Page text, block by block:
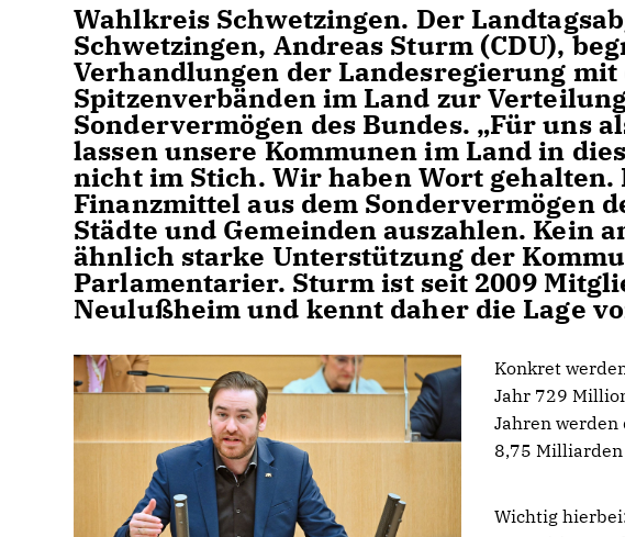
Wahlkreis Schwetzingen. Der
Schwetzingen, Andreas Sturm (CDU),
Verhandlungen der Landesregierung
Spitzenverbänden im Land zur
Sondervermögen des Bundes. „Für uns
lassen unsere Kommunen im Land in
nicht im Stich. Wir haben Wort
Finanzmittel aus dem Sondervermögen
Städte und Gemeinden auszahlen. Kein
ähnlich starke Unterstützung der
Parlamentarier. Sturm ist seit 2009
Neulußheim und kennt daher die Lage
Konkret
Jahr 729
Jahren
8,75
Wichtig